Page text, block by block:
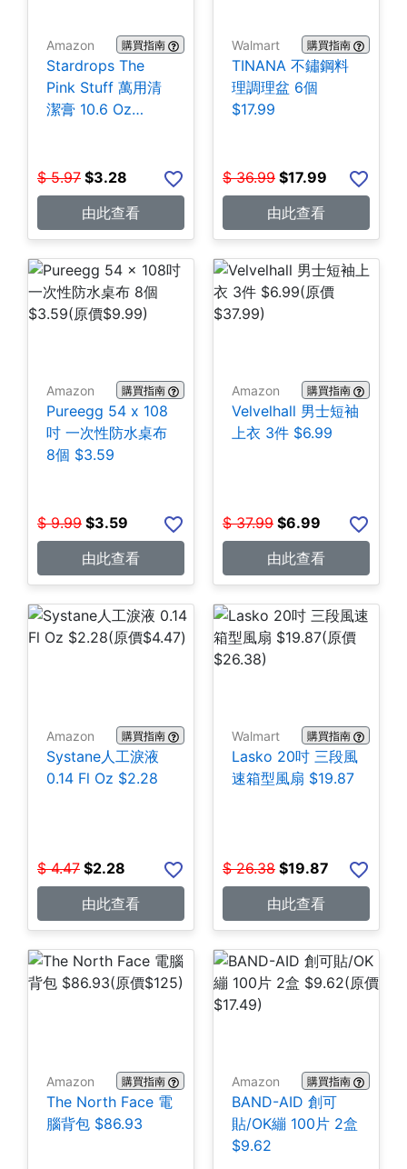
Amazon 購買指南
Stardrops The
Pink Stuff 萬用清
潔膏 10.6 Oz
$ 5.97 $3.28
由此查看
Walmart 購買指南
TINANA 不鏽鋼料
理調理盆 6個
$17.99
$ 36.99 $17.99
由此查看
Amazon 購買指南
Pureegg 54 x 108
吋 一次性防水桌布
8個 $3.59
$ 9.99 $3.59
由此查看
Amazon 購買指南
Velvelhall 男士短袖
上衣 3件 $6.99
$ 37.99 $6.99
由此查看
Amazon 購買指南
Systane人工淚液
0.14 Fl Oz $2.28
$ 4.47 $2.28
由此查看
Walmart 購買指南
Lasko 20吋 三段風
速箱型風扇 $19.87
$ 26.38 $19.87
由此查看
Amazon 購買指南
The North Face 電
腦背包 $86.93
Amazon 購買指南
BAND-AID 創可
貼/OK繃 100片 2盒
$9.62